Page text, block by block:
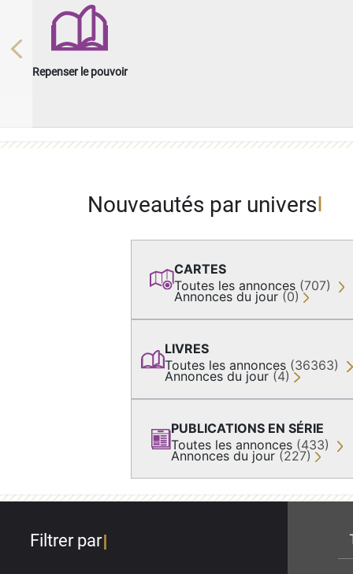
Repenser le pouvoir
Previous
Nouveautés par univers
CARTES
Toutes les annonces (707)
Annonces du jour (0)
LIVRES
Toutes les annonces (36363)
Annonces du jour (4)
PUBLICATIONS EN SÉRIE
Toutes les annonces (433)
Annonces du jour (227)
Filtrer par